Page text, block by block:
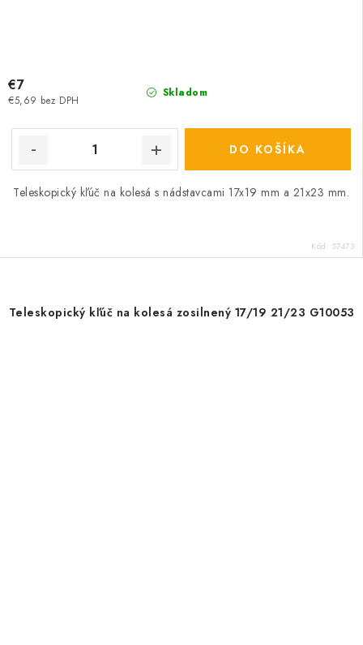
Skladom
€5,69 bez DPH
€7
DO KOŠÍKA
Teleskopický kľúč na kolesá s nádstavcami 17x19 mm a 21x23 mm.
Kód: 57473
Teleskopický kľúč na kolesá zosilnený 17/19 21/23 G10053